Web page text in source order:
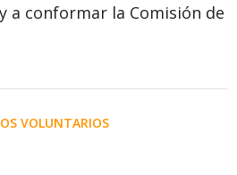
a conformar la Comisión de
VOLUNTARIOS